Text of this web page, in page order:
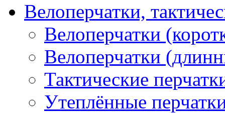
Велоперчатки,
Велоперчатки
Велоперчатки
Тактические
Утеплённые